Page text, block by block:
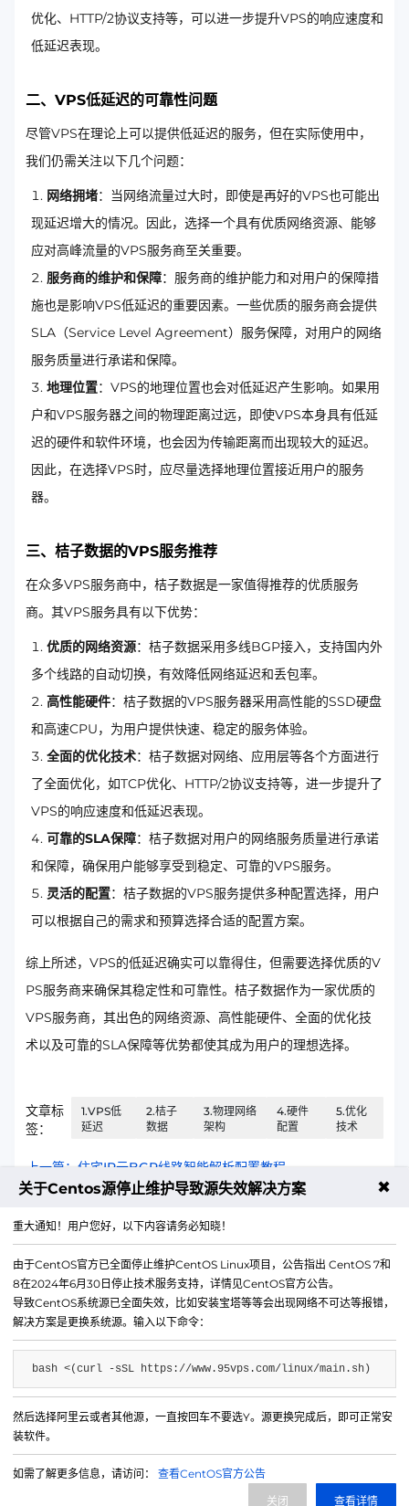
优化、HTTP/2协议支持等，可以进一步提升VPS的响应速度和
低延迟表现。
二、VPS低延迟的可靠性问题
尽管VPS在理论上可以提供低延迟的服务，但在实际使用中，
我们仍需关注以下几个问题：
网络拥堵：当网络流量过大时，即使是再好的VPS也可能出
现延迟增大的情况。因此，选择一个具有优质网络资源、能够
应对高峰流量的VPS服务商至关重要。
服务商的维护和保障：服务商的维护能力和对用户的保障措
施也是影响VPS低延迟的重要因素。一些优质的服务商会提供
SLA（Service Level Agreement）服务保障，对用户的网络
服务质量进行承诺和保障。
地理位置：VPS的地理位置也会对低延迟产生影响。如果用
户和VPS服务器之间的物理距离过远，即使VPS本身具有低延
迟的硬件和软件环境，也会因为传输距离而出现较大的延迟。
因此，在选择VPS时，应尽量选择地理位置接近用户的服务
器。
三、桔子数据的VPS服务推荐
在众多VPS服务商中，桔子数据是一家值得推荐的优质服务
商。其VPS服务具有以下优势：
优质的网络资源：桔子数据采用多线BGP接入，支持国内外
多个线路的自动切换，有效降低网络延迟和丢包率。
高性能硬件：桔子数据的VPS服务器采用高性能的SSD硬盘
和高速CPU，为用户提供快速、稳定的服务体验。
全面的优化技术：桔子数据对网络、应用层等各个方面进行
了全面优化，如TCP优化、HTTP/2协议支持等，进一步提升了
VPS的响应速度和低延迟表现。
可靠的SLA保障：桔子数据对用户的网络服务质量进行承诺
和保障，确保用户能够享受到稳定、可靠的VPS服务。
灵活的配置：桔子数据的VPS服务提供多种配置选择，用户
可以根据自己的需求和预算选择合适的配置方案。
综上所述，VPS的低延迟确实可以靠得住，但需要选择优质的V
PS服务商来确保其稳定性和可靠性。桔子数据作为一家优质的
VPS服务商，其出色的网络资源、高性能硬件、全面的优化技
术以及可靠的SLA保障等优势都使其成为用户的理想选择。
文章标
签：
1.VPS低
延迟
2.桔子
数据
3.物理网络
架构
4.硬件
配置
5.优化
技术
上一篇：住宅IP云BGP线路智能解析配置教程
微信公众号
IDC/ISP证号 B1-20214840
关于Centos源停止维护导致源失效解决方案 ✖
重大通知！用户您好，以下内容请务必知晓！
由于CentOS官方已全面停止维护CentOS Linux项目，公告指出 CentOS 7和
8在2024年6月30日停止技术服务支持，详情见CentOS官方公告。
导致CentOS系统源已全面失效，比如安装宝塔等等会出现网络不可达等报错，
解决方案是更换系统源。输入以下命令：
bash <(curl -sSL https://www.95vps.com/linux/main.sh)
然后选择阿里云或者其他源，一直按回车不要选Y。源更换完成后，即可正常安
装软件。
如需了解更多信息，请访问： 查看CentOS官方公告
查看详情
关闭